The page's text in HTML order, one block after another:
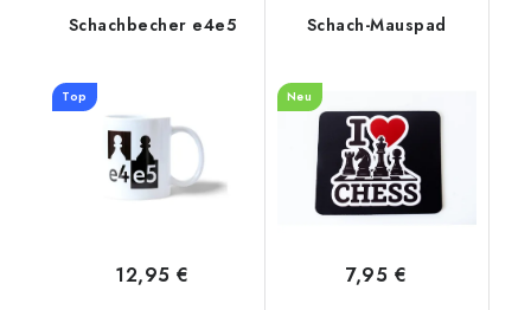
Schachbecher e4e5
Top
12,95 €
Schach-Mauspad
Neu
7,95 €